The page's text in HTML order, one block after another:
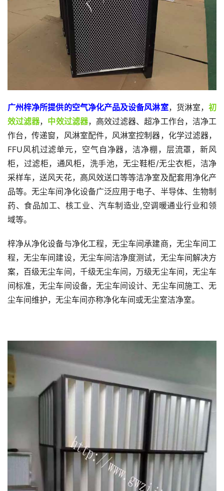
广州梓净所提供的空气净化产品及设备风淋室，货淋室，初
效过滤器， 中效过滤器，高效过滤器、超净工作台，洁净工
作台，传递窗，风淋室配件，风淋室控制器，化学过滤器，
FFU风机过滤单元，空气自净器，洁净棚，层流罩，新风
柜，过滤柜，通风柜，洗手池，无尘鞋柜/无尘衣柜，洁净
采样车，送风天花，高风效送口等等洁净室及配套用净化产
品等。无尘车间净化设备广泛应用于电子、半导体、生物制
药、食品加工、核工业、汽车制造业,空调暖通业行业和领
域等。
梓净从净化设备与净化工程，无尘车间承建商，无尘车间工
程，无尘车间建设，无尘车间洁净度测试，无尘车间解决方
案，百级无尘车间，千级无尘车间，万级无尘车间，无尘车
间标准，无尘车间设备，无尘车间设计、无尘车间施工、无
尘车间维护，无尘车间亦称净化车间或无尘室洁净室。